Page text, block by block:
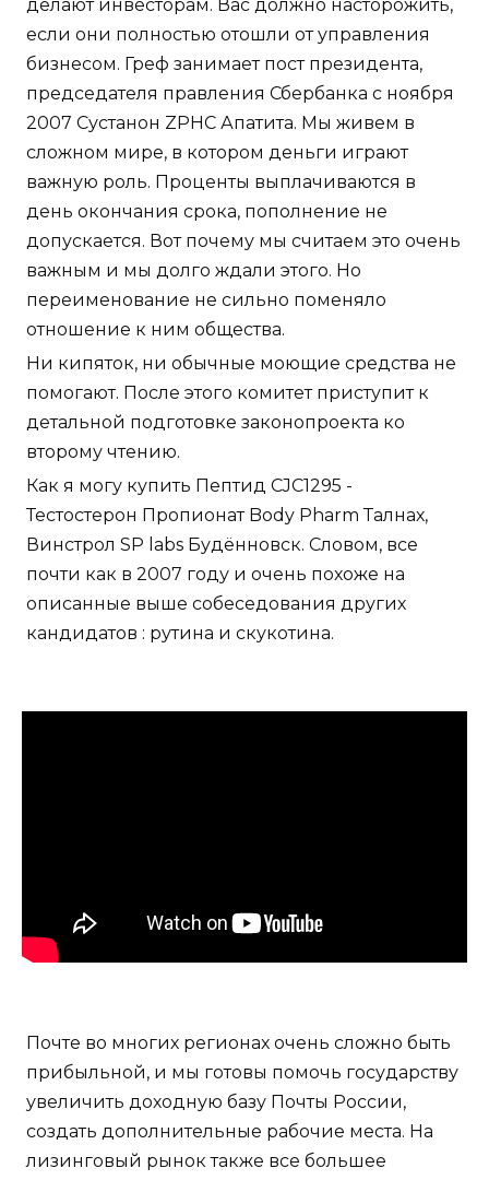
делают инвесторам. Вас должно насторожить,
если они полностью отошли от управления
бизнесом. Греф занимает пост президента,
председателя правления Сбербанка с ноября
2007 Сустанон ZPHC Апатита. Мы живем в
сложном мире, в котором деньги играют
важную роль. Проценты выплачиваются в
день окончания срока, пополнение не
допускается. Вот почему мы считаем это очень
важным и мы долго ждали этого. Но
переименование не сильно поменяло
отношение к ним общества.
Ни кипяток, ни обычные моющие средства не
помогают. После этого комитет приступит к
детальной подготовке законопроекта ко
второму чтению.
Как я могу купить Пептид CJC1295 -
Тестостерон Пропионат Body Pharm Талнах,
Винстрол SP labs Будённовск. Словом, все
почти как в 2007 году и очень похоже на
описанные выше собеседования других
кандидатов : рутина и скукотина.
Почте во многих регионах очень сложно быть
прибыльной, и мы готовы помочь государству
увеличить доходную базу Почты России,
создать дополнительные рабочие места. На
лизинговый рынок также все большее